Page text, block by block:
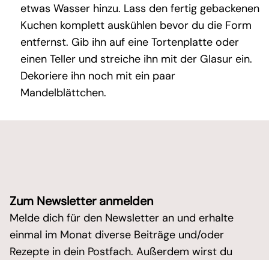
etwas Wasser hinzu. Lass den fertig gebackenen
Kuchen komplett auskühlen bevor du die Form
entfernst. Gib ihn auf eine Tortenplatte oder
einen Teller und streiche ihn mit der Glasur ein.
Dekoriere ihn noch mit ein paar
Mandelblättchen.
Zum Newsletter anmelden
Melde dich für den Newsletter an und erhalte
einmal im Monat diverse Beiträge und/oder
Rezepte in dein Postfach. Außerdem wirst du